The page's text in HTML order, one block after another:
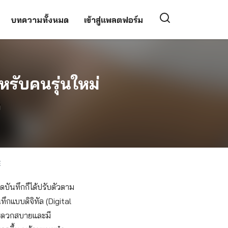
บทความทั้งหมด เข้าสู่แพลตฟอร์ม
รับคนรุ่นใหม่
บันทึกก็ได้ปรับตัวตาม
ทึกแบบดิจิทัล (Digital
วกสบายและมี